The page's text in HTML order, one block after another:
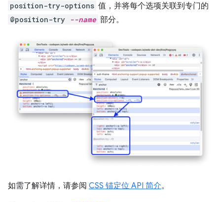
position-try-options 值，并将每个选项关联到专门的
@position-try --name 部分。
如需了解详情，请参阅 CSS 锚定位 API 简介。